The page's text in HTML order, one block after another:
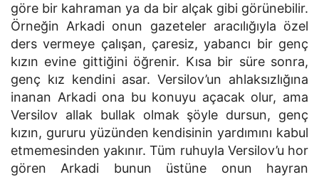
göre bir kahraman ya da bir alçak gibi görünebilir.
Örneğin Arkadi onun gazeteler aracılığıyla özel
ders vermeye çalışan, çaresiz, yabancı bir genç
kızın evine gittiğini öğrenir. Kısa bir süre sonra,
genç kız kendini asar. Versilov’un ahlaksızlığına
inanan Arkadi ona bu konuyu açacak olur, ama
Versilov allak bullak olmak şöyle dursun, genç
kızın, gururu yüzünden kendisinin yardımını kabul
etmemesinden yakınır. Tüm ruhuyla Versilov’u hor
gören Arkadi bunun üstüne onun hayran